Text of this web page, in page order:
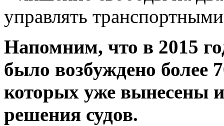
управлять
Напомним, что в 2015
было возбуждено более
которых уже вынесены
решения судов.